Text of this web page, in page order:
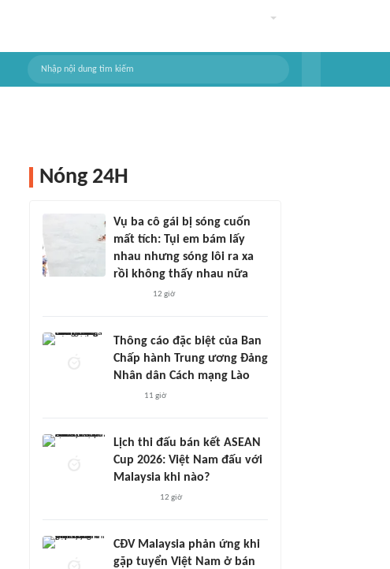
Nóng 24H
Vụ ba cô gái bị sóng cuốn
mất tích: Tụi em bám lấy
nhau nhưng sóng lôi ra xa
rồi không thấy nhau nữa
12 giờ
Thông cáo đặc biệt của Ban
Chấp hành Trung ương Đảng
Nhân dân Cách mạng Lào
11 giờ
Lịch thi đấu bán kết ASEAN
Cup 2026: Việt Nam đấu với
Malaysia khi nào?
12 giờ
CĐV Malaysia phản ứng khi
gặp tuyển Việt Nam ở bán